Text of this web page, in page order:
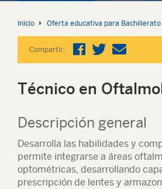
Inicio Oferta educativa para Bachillerato
Compartir:
Técnico en
Descripción general
Desarrolla las habilidades y
permite integrarse a áreas
optométricas, desarrollando
prescripción de lentes y